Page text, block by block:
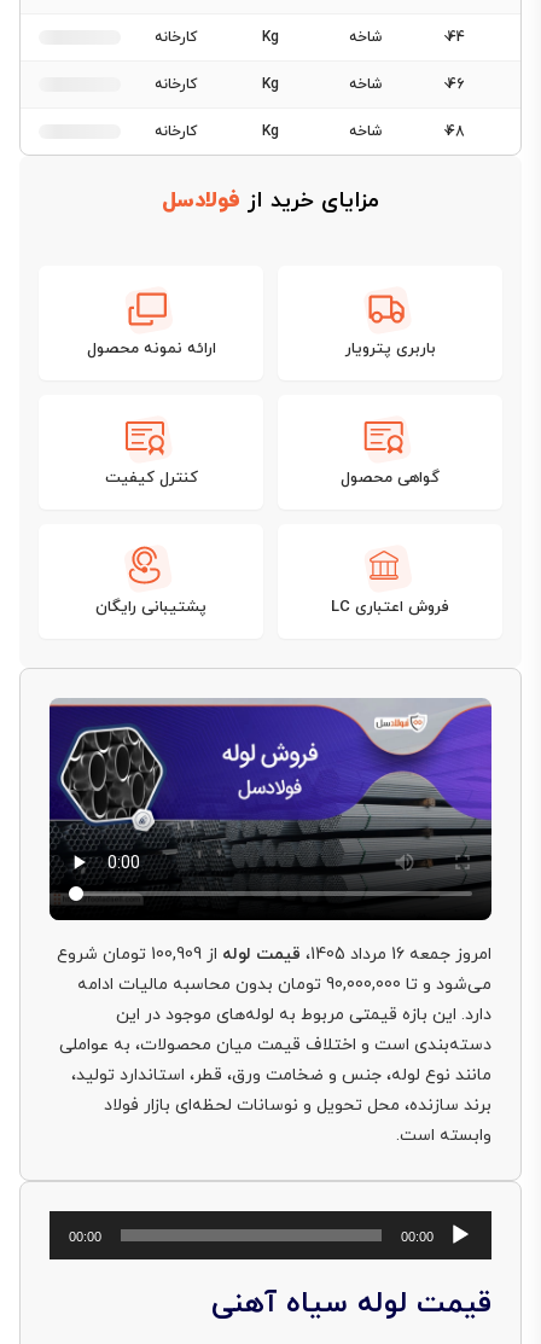
44 شاخه Kg کارخانه
46 شاخه Kg کارخانه
48 شاخه Kg کارخانه
مزایای خرید از فولادسل
باربری پترویار ارائه نمونه محصول
گواهی محصول کنترل کیفیت
فروش اعتباری LC پشتیبانی رایگان
امروز جمعه 16 مرداد 1405، قیمت لوله
از 100,909 تومان شروع
می‌شود و تا 90,000,000 تومان بدون محاسبه مالیات ادامه
دارد. این بازه قیمتی مربوط به لوله‌های موجود در این
دسته‌بندی است و اختلاف قیمت میان محصولات، به عواملی
مانند نوع لوله، جنس و ضخامت ورق، قطر، استاندارد تولید،
برند سازنده، محل تحویل و نوسانات لحظه‌ای بازار فولاد
وابسته است.
پخش‌کننده
00:00
00:00
قیمت لوله سیاه آهنی